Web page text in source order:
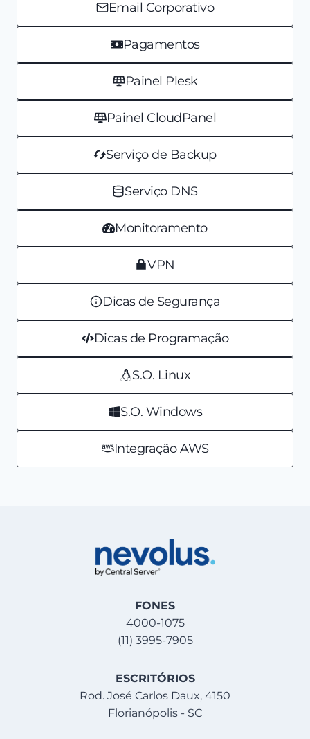
Email Corporativo
Pagamentos
Painel Plesk
Painel CloudPanel
Serviço de Backup
Serviço DNS
Monitoramento
VPN
Dicas de Segurança
Dicas de Programação
S.O. Linux
S.O. Windows
Integração AWS
FONES
4000-1075
(11) 3995-7905
ESCRITÓRIOS
Rod. José Carlos Daux, 4150
Florianópolis - SC